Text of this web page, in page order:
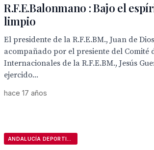
R.F.E.Balonmano : Bajo el
limpio
El presidente de la R.F.E.BM., Juan de
acompañado por el presiente del Comité
Internacionales de la R.F.E.BM., Jesús
ejercido...
hace 17 años